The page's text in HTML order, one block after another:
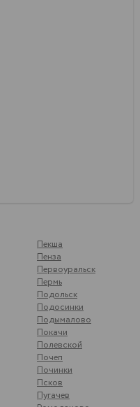
Пекша
Пенза
Первоуральск
Пермь
Подольск
Подосинки
Подымалово
Покачи
Полевской
Почеп
Починки
Псков
Пугачев